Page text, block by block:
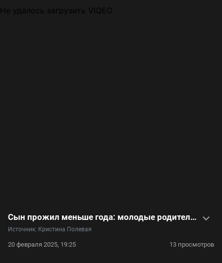
Не удалось загрузить VIQEO
Сын прожил меньше года: молодые родители судятся с врачом — видео
Источник: Кристина Полевая
20 февраля 2025, 19:25 13 просмотров